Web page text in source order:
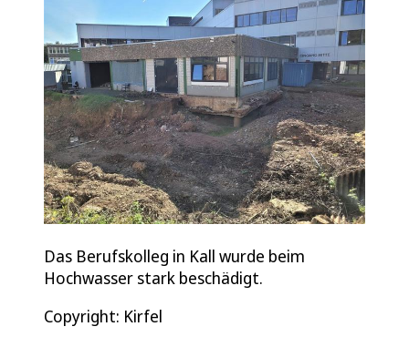
Das Berufskolleg in Kall wurde beim
Hochwasser stark beschädigt.
Copyright: Kirfel